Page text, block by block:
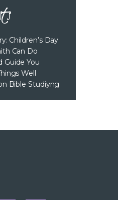
Children’s Day
Can Do
Guide You
Well
Bible Studiyng